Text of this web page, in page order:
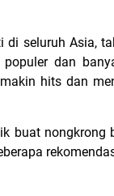
seluruh Asia,
dan
hits dan
buat nongkrong